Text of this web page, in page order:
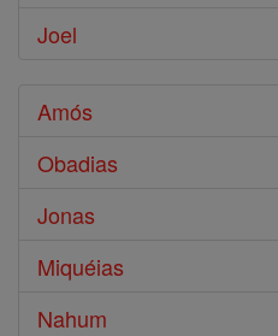
Joel
Amós
Obadias
Jonas
Miquéias
Nahum